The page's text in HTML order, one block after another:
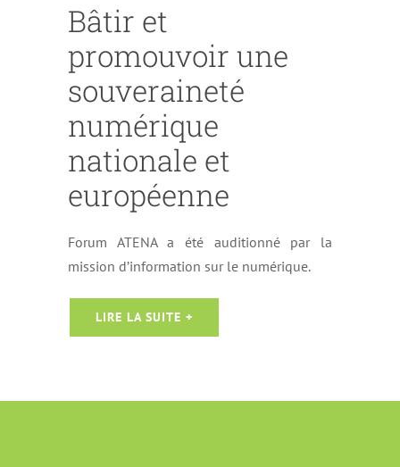
Bâtir et
promouvoir une
souveraineté
numérique
nationale et
européenne
Forum ATENA a été auditionné par la
mission d’information sur le numérique.
LIRE LA SUITE +